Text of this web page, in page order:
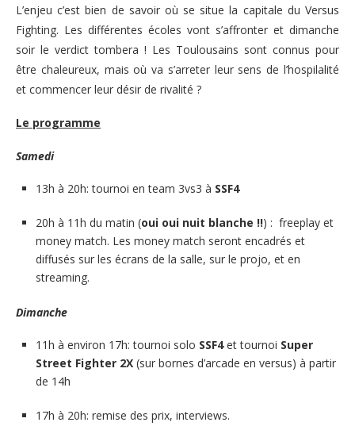
L’enjeu c’est bien de savoir où se situe la capitale du Versus
Fighting. Les différentes écoles vont s’affronter et dimanche
soir le verdict tombera ! Les Toulousains sont connus pour
être chaleureux, mais où va s’arreter leur sens de l’hospilalité
et commencer leur désir de rivalité ?
Le programme
Samedi
13h à 20h: tournoi en team 3vs3 à SSF4
20h à 11h du matin (oui oui nuit blanche !!) : freeplay et
money match. Les money match seront encadrés et
diffusés sur les écrans de la salle, sur le projo, et en
streaming.
Dimanche
11h à environ 17h: tournoi solo SSF4et tournoi Super
Street Fighter 2X (sur bornes d’arcade en versus) à partir
de 14h
17h à 20h: remise des prix, interviews.